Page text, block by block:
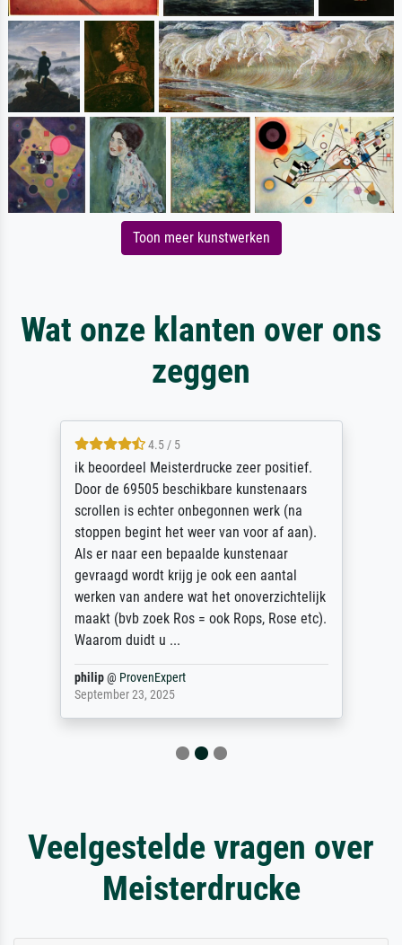
Toon meer kunstwerken
Wat onze klanten over ons
zeggen
4.5 / 5
ik beoordeel Meisterdrucke zeer positief.
Door de 69505 beschikbare kunstenaars
scrollen is echter onbegonnen werk (na
stoppen begint het weer van voor af aan).
Als er naar een bepaalde kunstenaar
gevraagd wordt krijg je ook een aantal
werken van andere wat het onoverzichtelijk
maakt (bvb zoek Ros = ook Rops, Rose etc).
Waarom duidt u ...
philip@ ProvenExpert
September 23, 2025
Veelgestelde vragen over
Meisterdrucke